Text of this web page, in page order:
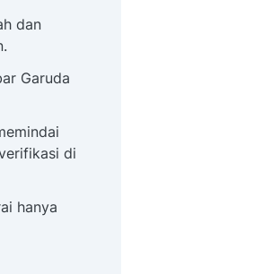
dan
Garuda
di
hanya